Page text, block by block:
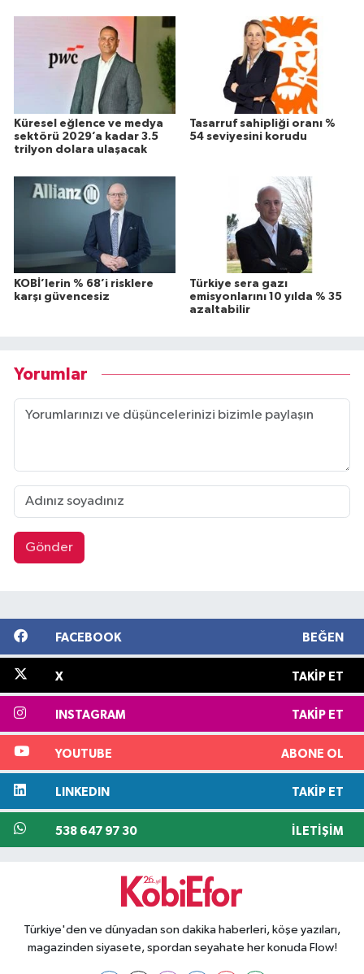
Küresel eğlence ve medya
sektörü 2029’a kadar 3.5
trilyon dolara ulaşacak
Tasarruf sahipliği oranı %
54 seviyesini korudu
KOBİ’lerin % 68’i risklere
karşı güvencesiz
Türkiye sera gazı
emisyonlarını 10 yılda % 35
azaltabilir
Yorumlar
Gönder
FACEBOOK BEĞEN
X TAKIP ET
INSTAGRAM TAKIP ET
YOUTUBE ABONE OL
LINKEDIN TAKIP ET
538 647 97 30 İLETIŞIM
Türkiye'den ve dünyadan son dakika haberleri, köşe yazıları,
magazinden siyasete, spordan seyahate her konuda Flow!